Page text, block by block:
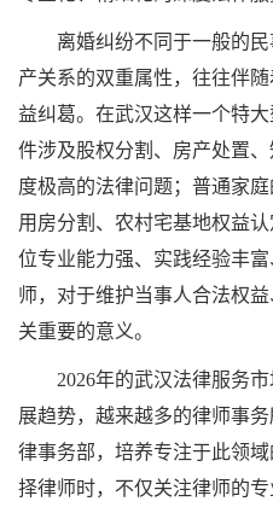
离婚纠纷不同于一般的
产关系的双重属性，往往伴
益纠葛。在武汉这样一个特
件涉及股权分割、房产处置
度极高的法律问题；普通家
用房分割、农村宅基地权益
位专业能力强、实践经验丰
师，对于维护当事人合法权
关重要的意义。
2026年的武汉法律服务
展趋势，越来越多的律师事
律事务部，培养专注于此领
择律师时，不仅关注律师的